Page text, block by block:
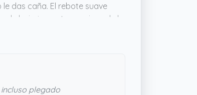
das caña. El rebote suave
de bajo impacto y mejora de la
esta mini cama elástica en
plegado